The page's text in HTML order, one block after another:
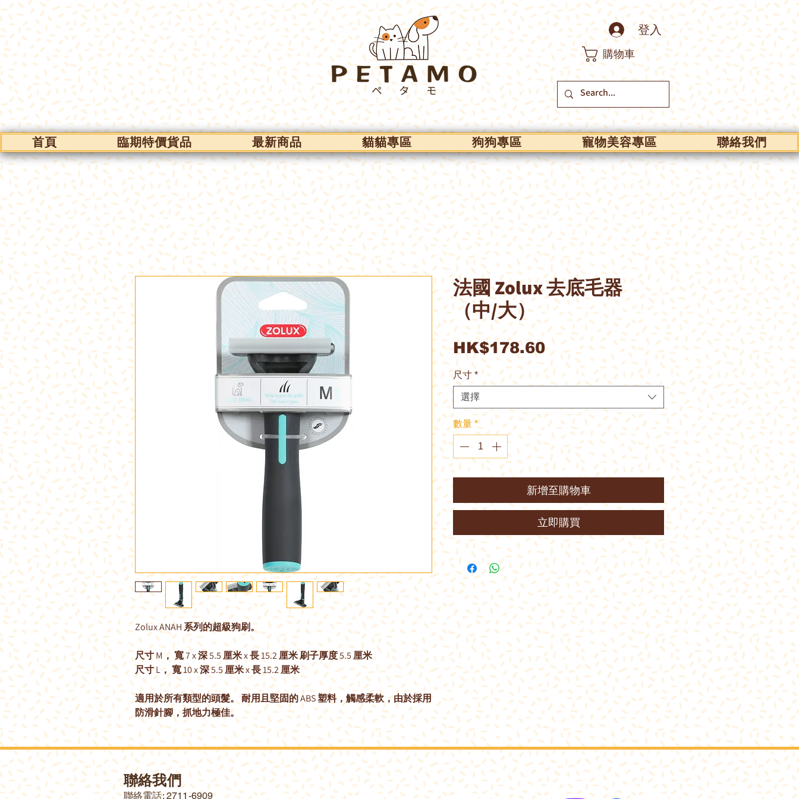
登入
購物車
首頁 臨期特價貨品 最新商品 貓貓專區 狗狗專區 寵物美容專區 聯絡我們
Zolux ANAH 系列的超級狗刷。
尺寸 M， 寬 7 x 深 5.5 厘米 x 長 15.2 厘米 刷子厚度 5.5 厘米
尺寸 L， 寬 10 x 深 5.5 厘米 x 長 15.2 厘米
適用於所有類型的頭髮。 耐用且堅固的 ABS 塑料，觸感柔軟，由於採用
防滑針腳，抓地力極佳。
法國 Zolux 去底毛器
（中/大）
HK$178.60價
格
尺寸 *
選擇
數量 *
新增至購物車
立即購買
聯絡我們
​聯絡電話: 2711-6909